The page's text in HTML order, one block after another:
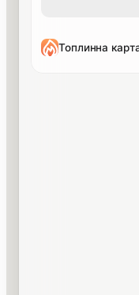
Топлинна